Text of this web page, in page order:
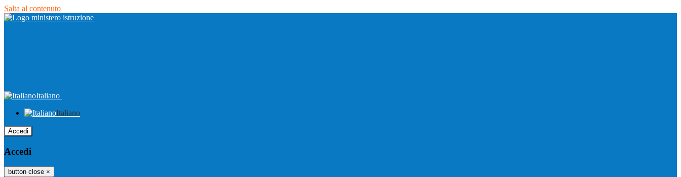
Salta al contenuto
Italiano
Italiano
Accedi
Accedi
button close ×